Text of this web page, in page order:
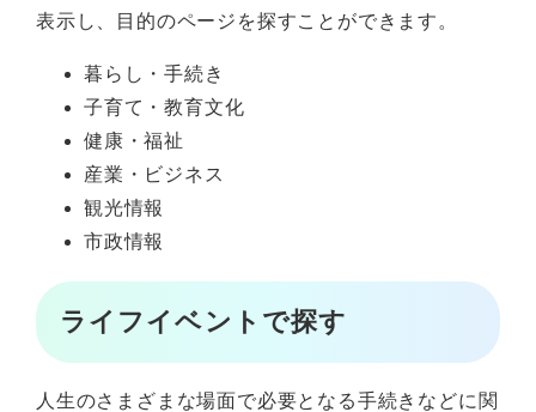
表示し、目的のページを探すことができます。
暮らし・手続き
子育て・教育文化
健康・福祉
産業・ビジネス
観光情報
市政情報
ライフイベントで探す
人生のさまざまな場面で必要となる手続きなどに関